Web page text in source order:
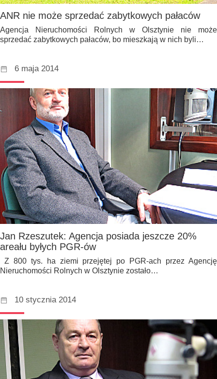
ANR nie może sprzedać zabytkowych pałaców
Agencja Nieruchomości Rolnych w Olsztynie nie może
sprzedać zabytkowych pałaców, bo mieszkają w nich byli…
6 maja 2014
Jan Rzeszutek: Agencja posiada jeszcze 20%
areału byłych PGR-ów
Z 800 tys. ha ziemi przejętej po PGR-ach przez Agencję
Nieruchomości Rolnych w Olsztynie zostało…
10 stycznia 2014